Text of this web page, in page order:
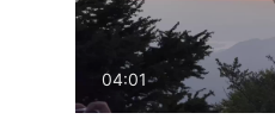
04:01